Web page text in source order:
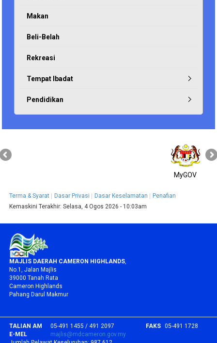
Makan
Beli-Belah
Rekreasi
Tempat Ibadat
Pendidikan
MyGOV
Terma & Syarat Dasar Privasi Dasar Keselamatan
Penafian
Kemaskini Terakhir:Selasa, 4 Ogos 2026 - 10:03am
MAJLIS DAERAH CAMERON HIGHLANDS,
No.1, Jalan Majlis
39000 Tanah Rata
Cameron Highlands
Pahang Darul Makmur
TALIAN AM 05-491 1455 / 491 2097 FAKS
05-491 1728
E-MEL
majlis@mdcameron.gov.my